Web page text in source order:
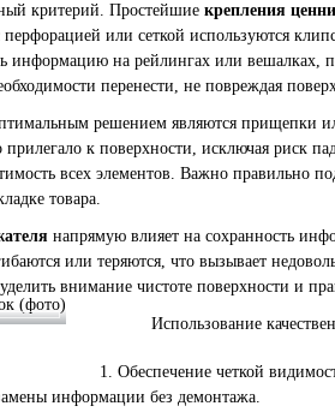
критерий. Простейшие крепления
или сеткой используются
информацию на рейлингах или вешалках,
перенести, не повреждая
решением являются прищепки
к поверхности, исключая риск
всех элементов. Важно правильно
товара.
напрямую влияет на сохранность
или теряются, что вызывает
внимание чистоте поверхности и
Использование
Обеспечение четкой
информации без демонтажа.